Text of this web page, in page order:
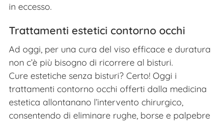
in eccesso.
Trattamenti estetici contorno occhi
Ad oggi, per una cura del viso efficace e duratura
non c’è più bisogno di ricorrere al bisturi.
Cure estetiche senza bisturi? Certo! Oggi i
trattamenti contorno occhi offerti dalla medicina
estetica allontanano l’intervento chirurgico,
consentendo di eliminare rughe, borse e palpebre